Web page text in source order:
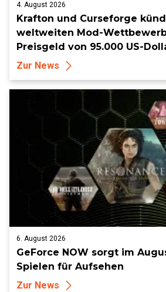
4. August 2026
Krafton und Curseforge
weltweiten Mod-
Preisgeld von 95.000 US-
Zur News
6. August 2026
GeForce NOW sorgt im
Spielen für Aufsehen
Zur News